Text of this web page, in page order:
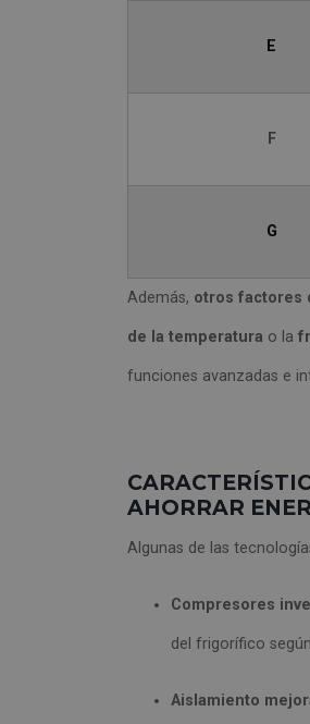
E
F
G
Además, otros factores
de la temperatura o la
funciones avanzadas e
AHORRAR
Algunas de las
Compresores
del frigorífico
Aislamiento